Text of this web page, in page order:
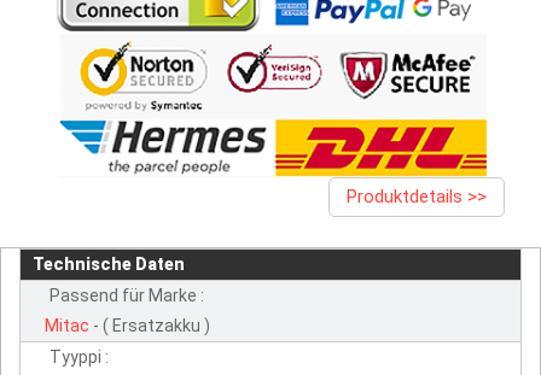
Produktdetails >>
Technische Daten
Passend für Marke :
Mitac - ( Ersatzakku )
Tyyppi :